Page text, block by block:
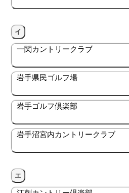
イ
一関カントリークラブ
岩手県民ゴルフ場
岩手ゴルフ倶楽部
岩手沼宮内カントリークラブ
エ